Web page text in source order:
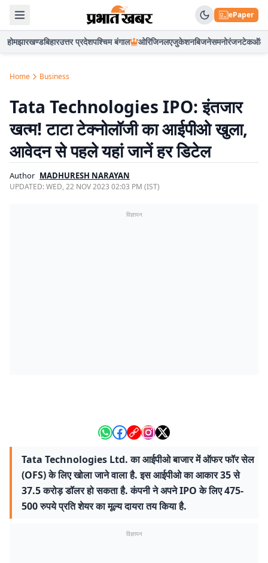
ePaper
होमझारखण्डबिहारउत्तर प्रदेशपश्चिम बंगाल ओरिजिनलएजुकेशनबिजनेसमनोरंजनटेकऑटो
Home Business
Tata Technologies IPO: इंतजार
खत्म! टाटा टेक्नोलॉजी का आईपीओ खुला,
आवेदन से पहले यहां जानें हर डिटेल
Author MADHURESH NARAYAN
UPDATED:WED, 22 NOV 2023 02:03 PM (IST)
विज्ञापन
Tata Technologies Ltd. का आईपीओ बाजार में ऑफर फॉर सेल
(OFS) के लिए खोला जाने वाला है. इस आईपीओ का आकार 35 से
37.5 करोड़ डॉलर हो सकता है. कंपनी ने अपने IPO के लिए 475-
500 रुपये प्रति शेयर का मूल्य दायरा तय किया है.
विज्ञापन